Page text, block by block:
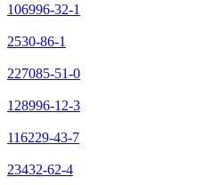
106996-32-1
2530-86-1
227085-51-0
128996-12-3
116229-43-7
23432-62-4